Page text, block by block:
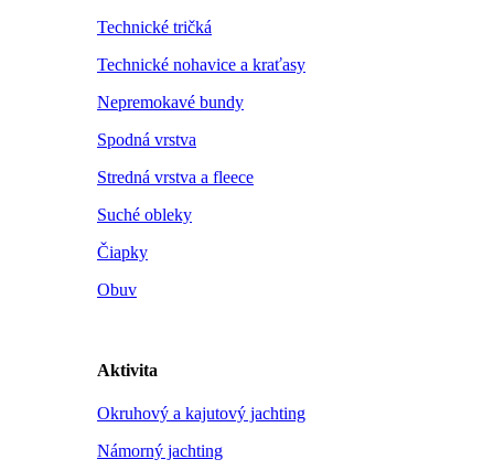
Technické tričká
Technické nohavice a kraťasy
Nepremokavé bundy
Spodná vrstva
Stredná vrstva a fleece
Suché obleky
Čiapky
Obuv
Aktivita
Okruhový a kajutový jachting
Námorný jachting